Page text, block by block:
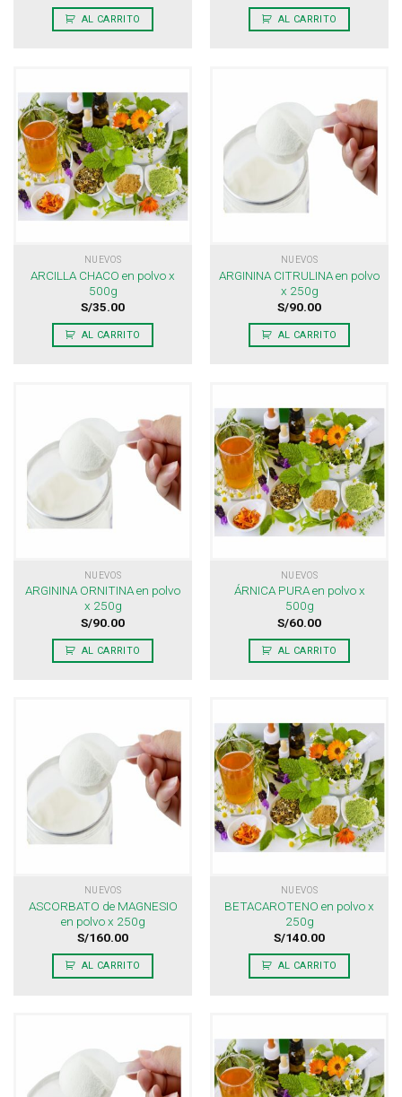
AL CARRITO AL CARRITO
NUEVOS
ARCILLA CHACO en polvo x
500g
S/35.00
AL CARRITO
NUEVOS
ARGININA CITRULINA en polvo
x 250g
S/90.00
AL CARRITO
NUEVOS
ARGININA ORNITINA en polvo
x 250g
S/90.00
AL CARRITO
NUEVOS
ÁRNICA PURA en polvo x
500g
S/60.00
AL CARRITO
NUEVOS
ASCORBATO de MAGNESIO
en polvo x 250g
S/160.00
AL CARRITO
NUEVOS
BETACAROTENO en polvo x
250g
S/140.00
AL CARRITO